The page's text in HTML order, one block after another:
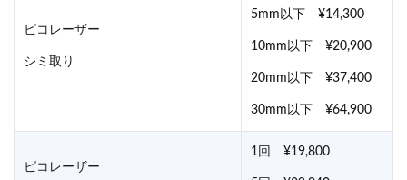
ピコレーザー
シミ取り
5mm以下 ¥14,300
10mm以下 ¥20,900
20mm以下 ¥37,400
30mm以下 ¥64,900
ピコレーザー
1回 ¥19,800